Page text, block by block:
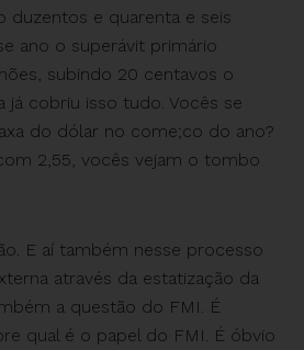
duzentos e quarenta e seis
ano o superávit primário
subindo 20 centavos o
já cobriu isso tudo. Vocês se
do dólar no come;co do ano?
2,55, vocês vejam o tombo
E aí também nesse processo
através da estatização da
a questão do FMI. É
qual é o papel do FMI. É óbvio